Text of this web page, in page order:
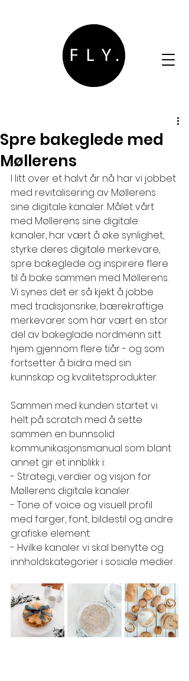
Spre bakeglede med
Møllerens
I litt over et halvt år nå har vi jobbet
med revitalisering av Møllerens
sine digitale kanaler. Målet vårt
med Møllerens sine digitale
kanaler, har vært å øke synlighet,
styrke deres digitale merkevare,
spre bakeglede og inspirere flere
til å bake sammen med Møllerens.
Vi synes det er så kjekt å jobbe
med tradisjonsrike, bærekraftige
merkevarer som har vært en stor
del av bakeglade nordmenn sitt
hjem gjennom flere tiår - og som
fortsetter å bidra med sin
kunnskap og kvalitetsprodukter.
Sammen med kunden startet vi
helt på scratch med å sette
sammen en bunnsolid
kommunikasjonsmanual som blant
annet gir et innblikk i:
- Strategi, verdier og visjon for
Møllerens digitale kanaler.
- Tone of voice og visuell profil
med farger, font, bildestil og andre
grafiske element.
- Hvilke kanaler vi skal benytte og
innholdskategorier i sosiale medier.